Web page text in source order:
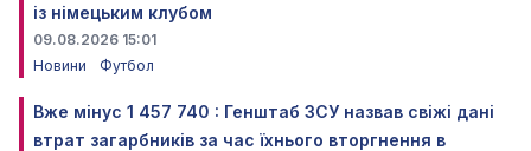
із німецьким клубом
09.08.2026 15:01
Новини
Футбол
Вже мінус 1 457 740 : Генштаб ЗСУ назвав свіжі дані
втрат загарбників за час їхнього вторгнення в